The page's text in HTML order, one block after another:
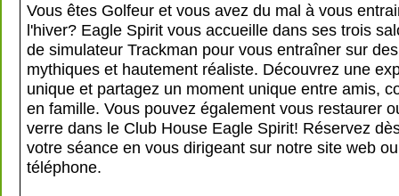
Vous êtes Golfeur et vous avez du mal à vous
l'hiver? Eagle Spirit vous accueille dans ses trois
de simulateur Trackman pour vous entraîner sur
mythiques et hautement réaliste. Découvrez une
unique et partagez un moment unique entre amis,
en famille. Vous pouvez également vous restaurer
verre dans le Club House Eagle Spirit! Réservez
votre séance en vous dirigeant sur notre site web
téléphone.